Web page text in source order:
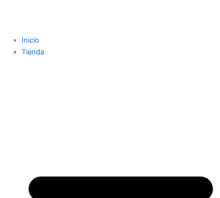
Inicio
Tienda